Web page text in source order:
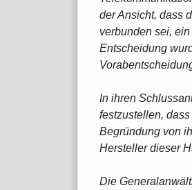
der Ansicht, dass
verbunden sei,
Entscheidung
In ihren
festzustellen,
Begründung von
Hersteller dieser
Die